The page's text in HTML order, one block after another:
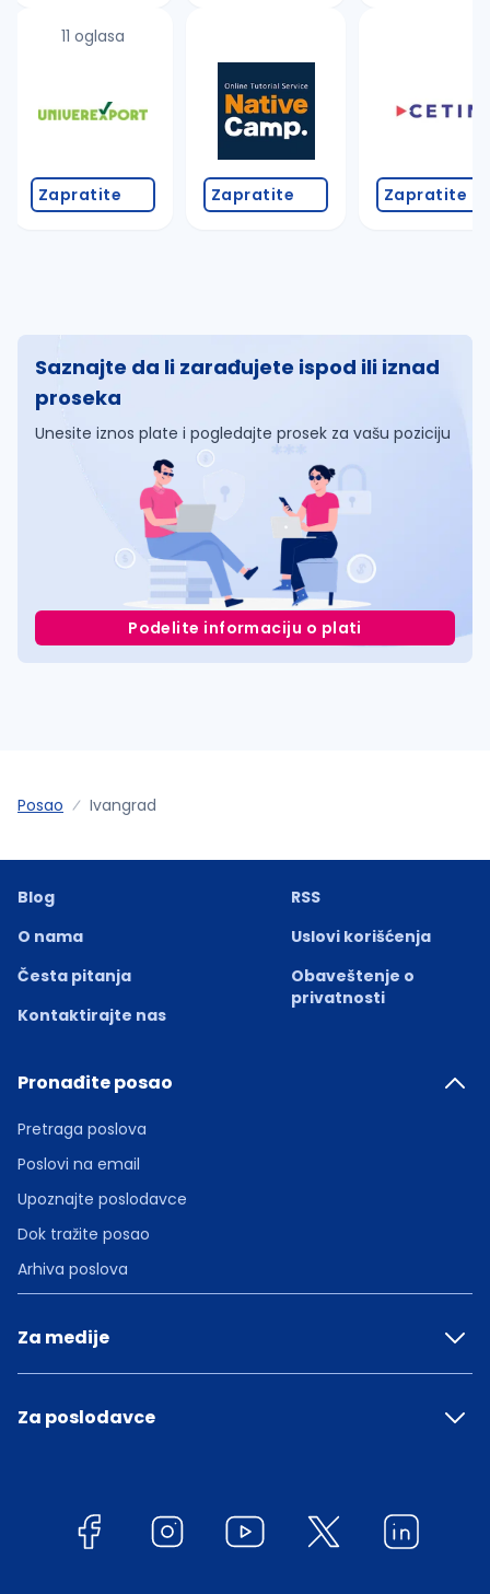
11 oglasa
Zapratite Zapratite Zapratite
Saznajte da li zarađujete ispod ili iznad
proseka
Unesite iznos plate i pogledajte prosek za vašu poziciju
Podelite informaciju o plati
Posao Ivangrad
Blog
O nama
Česta pitanja
Kontaktirajte nas
RSS
Uslovi korišćenja
Obaveštenje o
privatnosti
Pronađite posao
Pretraga poslova
Poslovi na email
Upoznajte poslodavce
Dok tražite posao
Arhiva poslova
Za medije
Za poslodavce